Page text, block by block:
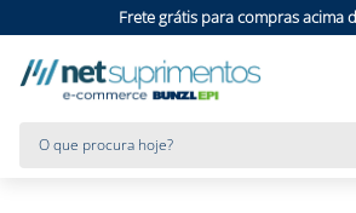
Frete grátis para compras acima